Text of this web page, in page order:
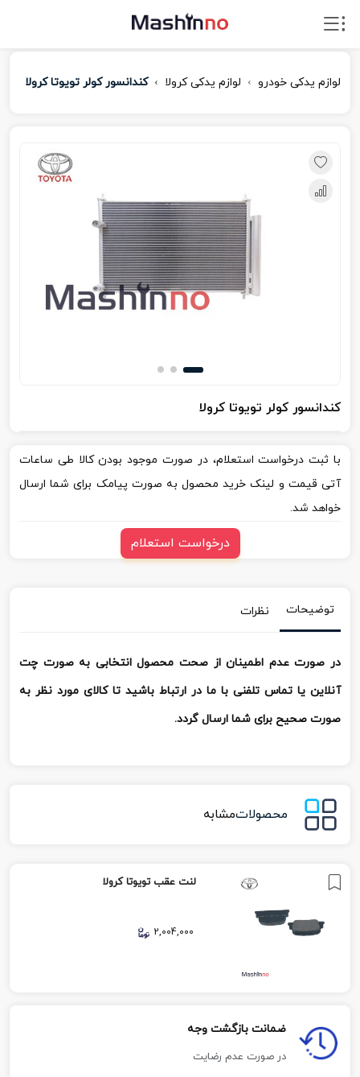
لوازم یدکی خودرو لوازم یدکی کرولا کندانسور کولر تویوتا کرولا
کندانسور کولر تویوتا کرولا
با ثبت درخواست استعلام، در صورت موجود بودن کالا طی ساعات
آتی قیمت و لینک خرید محصول به صورت پیامک برای شما ارسال
خواهد شد.
درخواست استعلام
توضیحات نظرات
در صورت عدم اطمینان از صحت محصول انتخابی به صورت چت
آنلاین یا تماس تلفنی با ما در ارتباط باشید تا کالای مورد نظر به
صورت صحیح برای شما ارسال گردد.
محصولاتمشابه
لنت عقب تویوتا کرولا
2,004,000
ضمانت بازگشت وجه
در صورت عدم رضایت